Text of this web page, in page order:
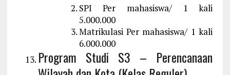
SPI Per mahasiswa/ 1 kali
5.000.000
Matrikulasi Per mahasiswa/ 1 kali
6.000.000
Program Studi S3 – Perencanaan